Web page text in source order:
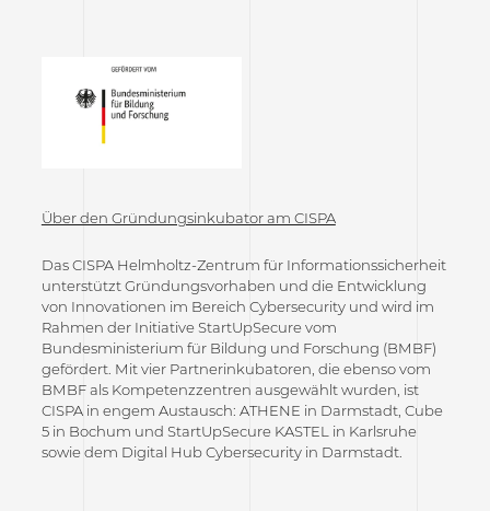
Über den Gründungsinkubator am CISPA
Das CISPA Helmholtz-Zentrum für Informationssicherheit
unterstützt Gründungsvorhaben und die Entwicklung
von Innovationen im Bereich Cybersecurity und wird im
Rahmen der Initiative StartUpSecure vom
Bundesministerium für Bildung und Forschung (BMBF)
gefördert. Mit vier Partnerinkubatoren, die ebenso vom
BMBF als Kompetenzzentren ausgewählt wurden, ist
CISPA in engem Austausch: ATHENE in Darmstadt, Cube
5 in Bochum und StartUpSecure KASTEL in Karlsruhe
sowie dem Digital Hub Cybersecurity in Darmstadt.